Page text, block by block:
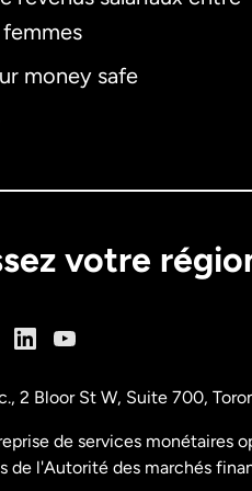
money safe
votre
2 Bloor St W, Suite 700,
de services monétaires
de l'Autorité des marchés